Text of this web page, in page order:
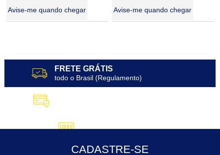
Avise-me quando chegar Avise-me quando chegar
FRETE GRÁTIS
todo o Brasil (Regulamento)
5% DESCONTO no Pix
CADASTRE-SE